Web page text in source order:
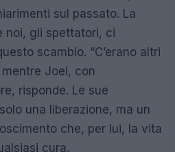
sul passato. La
noi, gli spettatori, ci
scambio. “C’erano altri
mentre Joel, con
risponde. Le sue
una liberazione, ma un
che, per lui, la vita
cura.